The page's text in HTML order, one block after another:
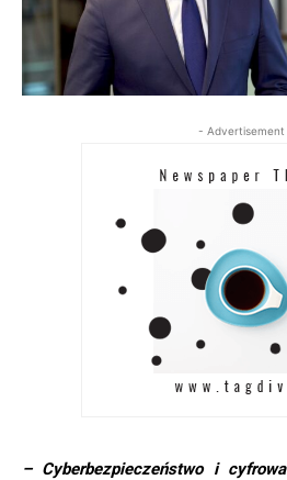
- Advertisement
– Cyberbezpieczeństwo i